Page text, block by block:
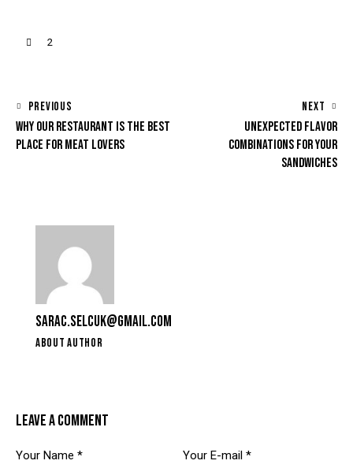
2
PREVIOUS
WHY OUR RESTAURANT IS THE BEST
PLACE FOR MEAT LOVERS
NEXT
UNEXPECTED FLAVOR
COMBINATIONS FOR YOUR
SANDWICHES
SARAC.SELCUK@GMAIL.COM
ABOUT AUTHOR
LEAVE A COMMENT